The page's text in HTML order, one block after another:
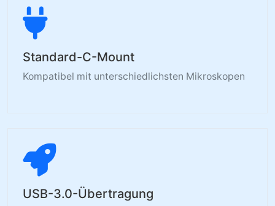
Standard-C-Mount
Kompatibel mit unterschiedlichsten Mikroskopen
USB-3.0-Übertragung